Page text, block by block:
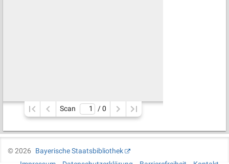
Scan / 0
©2026
Bayerische Staatsbibliothek